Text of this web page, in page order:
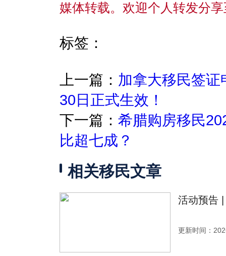
媒体转载。欢迎个人转发分
标签：
上一篇： 加拿大移民签
30日正式生效！
下一篇： 希腊购房移民
比超七成？
相关移民文章
活动预告
更新时间：